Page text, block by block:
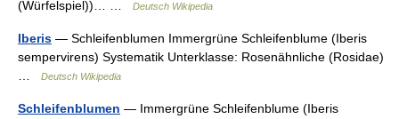
(Würfelspiel))… …
Deutsch Wikipedia
Iberis — Schleifenblumen Immergrüne Schleifenblume (Iberis
sempervirens) Systematik Unterklasse: Rosenähnliche (Rosidae)
Deutsch Wikipedia
Schleifenblumen — Immergrüne Schleifenblume (Iberis